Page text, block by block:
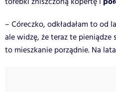
– Córeczko, odkładałam to od
ale widzę, że teraz te pieniądze
to mieszkanie porządnie. Na